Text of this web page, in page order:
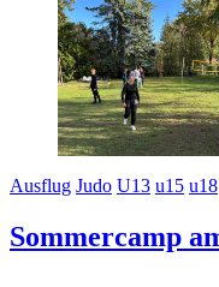
Ausflug Judo U13 u15 u18
Sommercamp